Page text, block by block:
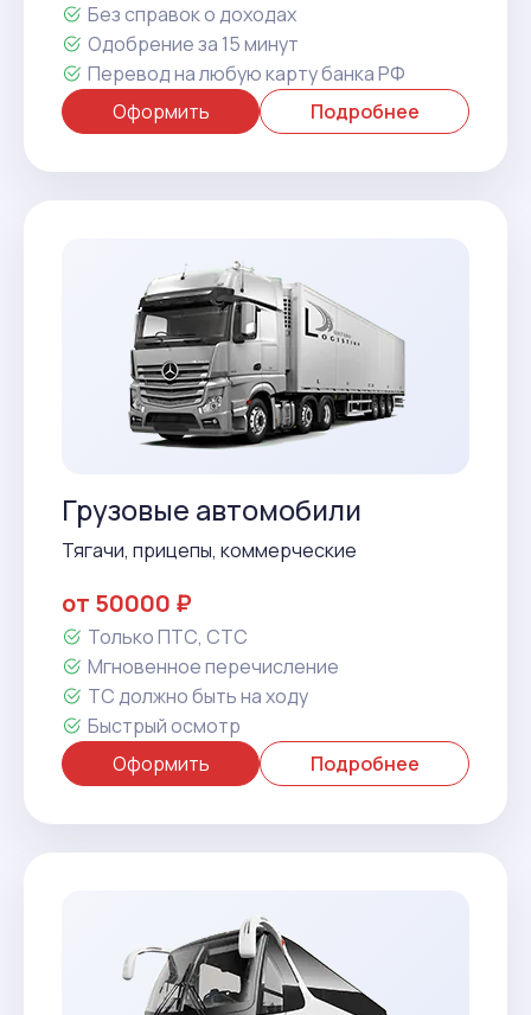
Без справок о доходах
Одобрение за 15 минут
Перевод на любую карту банка РФ
Оформить
Подробнее
Грузовые автомобили
Тягачи, прицепы, коммерческие
от 50000 ₽
Только ПТС, СТС
Мгновенное перечисление
ТС должно быть на ходу
Быстрый осмотр
Оформить
Подробнее